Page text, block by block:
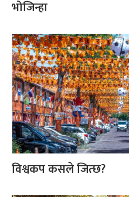
भोजिन्हा
विश्वकप कसले जित्छ?